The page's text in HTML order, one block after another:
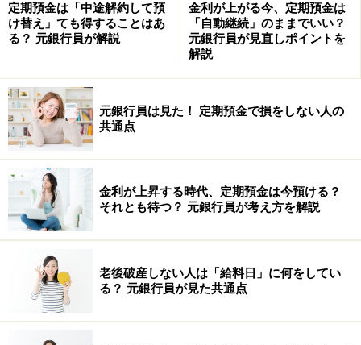
子どもと一緒に読書をすることで新たな発
見も
夏休みの宿題で、読書感想文が出されている学校もある
かと思います。夏休みだからこそ、普段はふれないよう
記ものです。
私たちの子どもの頃にも、偉人の伝記は読みやすく作ら
れていたと思いますが、今はさらに読みやすくなってお
り、カラーや挿絵が豊富にちりばめられています。一気
に読み進められるものが多くあります。
定期預金は「中途解約して預
け替え」ても得することはあ
る？ 元銀行員が解説
金利が上がる今、定期預金は
「自動継続」のままでいい？
元銀行員が見直しポイントを
解説
元銀行員は見た！ 定期預金で損をしない人の
共通点
金利が上昇する時代、定期預金は今預ける？
それとも待つ？ 元銀行員が考え方を解説
老後破産しない人は「給料日」に何をしてい
る？ 元銀行員が見た共通点